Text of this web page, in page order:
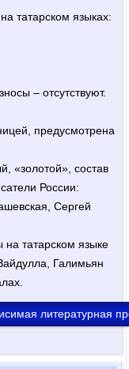
татарском языках:
– отсутствуют.
предусмотрена
«золотой», состав
России:
Сергей
татарском языке
Галимьян
литературная